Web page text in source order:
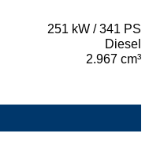
251 kW / 341 PS
Diesel
2.967 cm³